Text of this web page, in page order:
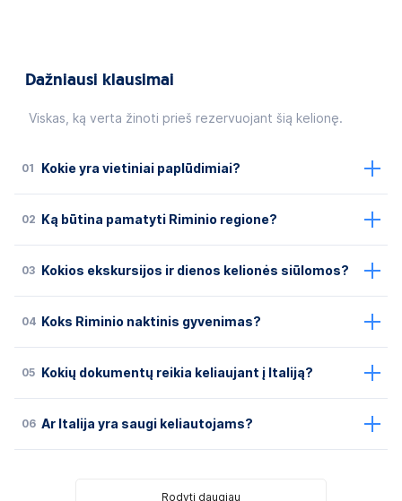
Dažniausi klausimai
Viskas, ką verta žinoti prieš rezervuojant šią kelionę.
01 Kokie yra vietiniai paplūdimiai?
02 Ką būtina pamatyti Riminio regione?
03 Kokios ekskursijos ir dienos kelionės siūlomos?
04 Koks Riminio naktinis gyvenimas?
05 Kokių dokumentų reikia keliaujant į Italiją?
06 Ar Italija yra saugi keliautojams?
Rodyti daugiau